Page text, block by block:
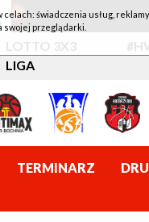
LOTTO 3X3
LIGA
TERMINARZ
celach: świadczenia usług,
przeglądarki.